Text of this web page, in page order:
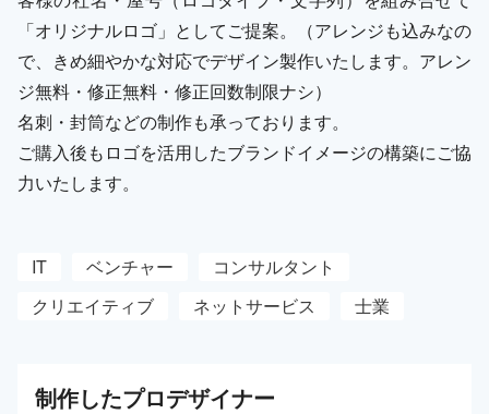
「オリジナルロゴ」としてご提案。（アレンジも込みなの
で、きめ細やかな対応でデザイン製作いたします。アレン
ジ無料・修正無料・修正回数制限ナシ）
名刺・封筒などの制作も承っております。
ご購入後もロゴを活用したブランドイメージの構築にご協
力いたします。
IT ベンチャー
コンサルタント
クリエイティブ
ネットサービス 士業
制作したプロデザイナー